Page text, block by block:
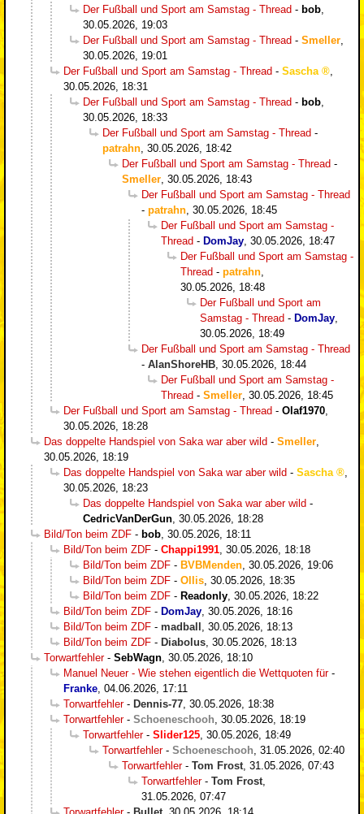
Der Fußball und Sport am Samstag - Thread - bob
30.05.2026, 19:03
Der Fußball und Sport am Samstag - Thread - Smeller
30.05.2026, 19:01
Der Fußball und Sport am Samstag - Thread - Sascha
30.05.2026, 18:31
Der Fußball und Sport am Samstag - Thread - bob
30.05.2026, 18:33
Der Fußball und Sport am Samstag - Thread -
patrahn 30.05.2026, 18:42
Der Fußball und Sport am Samstag - Thread -
Smeller 30.05.2026, 18:43
Der Fußball und Sport am Samstag - Thread
- patrahn 30.05.2026, 18:45
Der Fußball und Sport am Samstag -
Thread - DomJay 30.05.2026, 18:47
Der Fußball und Sport am Samstag -
Thread - patrahn
30.05.2026, 18:48
Der Fußball und Sport am
Samstag - Thread - DomJay
30.05.2026, 18:49
Der Fußball und Sport am Samstag - Thread
- AlanShoreHB 30.05.2026, 18:44
Der Fußball und Sport am Samstag -
Thread - Smeller 30.05.2026, 18:45
Der Fußball und Sport am Samstag - Thread - Olaf1970
30.05.2026, 18:28
Das doppelte Handspiel von Saka war aber wild - Smeller
30.05.2026, 18:19
Das doppelte Handspiel von Saka war aber wild - Sascha
30.05.2026, 18:23
Das doppelte Handspiel von Saka war aber wild -
CedricVanDerGun 30.05.2026, 18:28
Bild/Ton beim ZDF - bob 30.05.2026, 18:11
Bild/Ton beim ZDF - Chappi1991 30.05.2026, 18:18
Bild/Ton beim ZDF - BVBMenden 30.05.2026, 19:06
Bild/Ton beim ZDF - Ollis 30.05.2026, 18:35
Bild/Ton beim ZDF - Readonly 30.05.2026, 18:22
Bild/Ton beim ZDF - DomJay 30.05.2026, 18:16
Bild/Ton beim ZDF - madball
30.05.2026, 18:13
Bild/Ton beim ZDF - Diabolus 30.05.2026, 18:13
Torwartfehler- SebWagn 30.05.2026, 18:10
Manuel Neuer - Wie stehen eigentlich die Wettquoten für-
Franke 04.06.2026, 17:11
Torwartfehler- Dennis-77 30.05.2026, 18:38
Torwartfehler- Schoeneschooh 30.05.2026, 18:19
Torwartfehler- Slider125 30.05.2026, 18:49
Torwartfehler- Schoeneschooh 31.05.2026, 02:40
Torwartfehler- Tom Frost 31.05.2026, 07:43
Torwartfehler- Tom Frost
31.05.2026, 07:47